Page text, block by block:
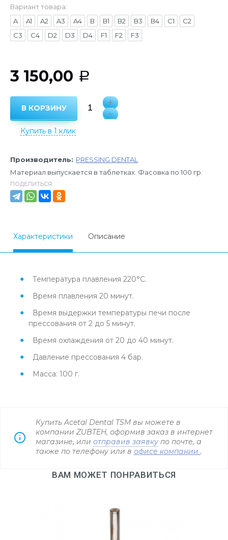
Вариант товара:
A
A1 A2 A3 A4 В В1 В2 В3 В4 С1
С2
С3
С4 D2 D3 D4 F1 F2 F3
3 150,00 Р
В КОРЗИНУ
Купить в 1 клик
Производитель: PRESSING DENTAL
Материал выпускается в таблетках. Фасовка по 100 гр.
ПОДЕЛИТЬСЯ:
Характеристики Описание
Температура плавления 220°С.
Время плавления 20 минут.
Время выдержки температуры печи после
прессования от 2 до 5 минут.
Время охлаждения от 20 до 40 минут.
Давление прессования 4 бар.
Масса: 100 г.
Купить Acetal Dental TSM вы можете в
компании ZUBTEH, оформив заказ в интернет
магазине, или отправив заявку по почте, а
также по телефону или в офисе компании .
ВАМ МОЖЕТ ПОНРАВИТЬСЯ